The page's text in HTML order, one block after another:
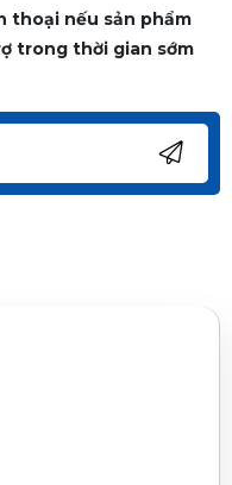
thoại nếu sản phẩm
trong thời gian sớm